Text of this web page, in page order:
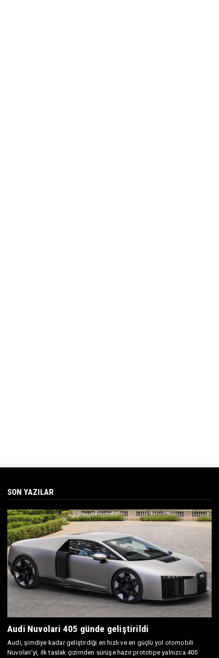
SON YAZILAR
Audi Nuvolari 405 günde geliştirildi
Audi, şimdiye kadar geliştirdiği en hızlı ve en güçlü yol otomobili
Nuvolari’yi, ilk taslak çizimden sürüşe hazır prototipe yalnızca 405